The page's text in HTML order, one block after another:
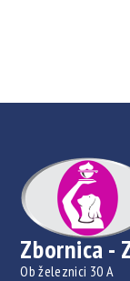
Zbornica -
Ob železnici 30 A